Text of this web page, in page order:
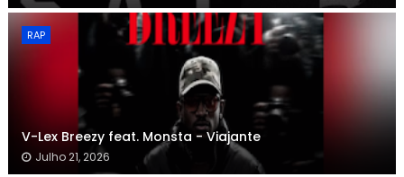
RAP
V-Lex Breezy feat. Monsta - Viajante
Julho 21, 2026